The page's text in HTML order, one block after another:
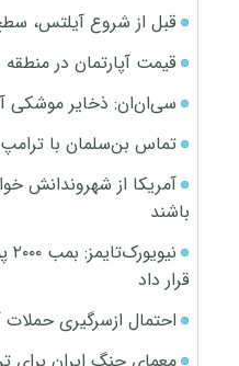
قبل از شروع آیلتس،
قیمت آپارتمان در منطقه 22 تهران چقدر است؟
سی‌ان‌ان: ذخایر موشکی
تماس بن‌سلمان با ترامپ
آمریکا از شهروندانش
باشند
قرار داد
احتمال ازسرگیری حملات